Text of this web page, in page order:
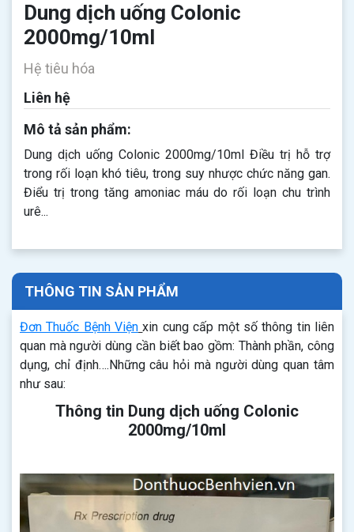
Dung dịch uống Colonic
2000mg/10ml
Hệ tiêu hóa
Liên hệ
Mô tả sản phẩm:
Dung dịch uống Colonic 2000mg/10ml​​​​​​​ Điều trị hỗ trợ
trong rối loạn khó tiêu, trong suy nhược chức năng gan.
Điểu trị trong tăng amoniac máu do rối loạn chu trình
urê...
THÔNG TIN SẢN PHẨM
Đơn Thuốc Bệnh Viện xin cung cấp một số thông tin liên
quan mà người dùng cần biết bao gồm: Thành phần, công
dụng, chỉ định….Những câu hỏi mà người dùng quan tâm
như sau:
Thông tin Dung dịch uống Colonic
2000mg/10ml